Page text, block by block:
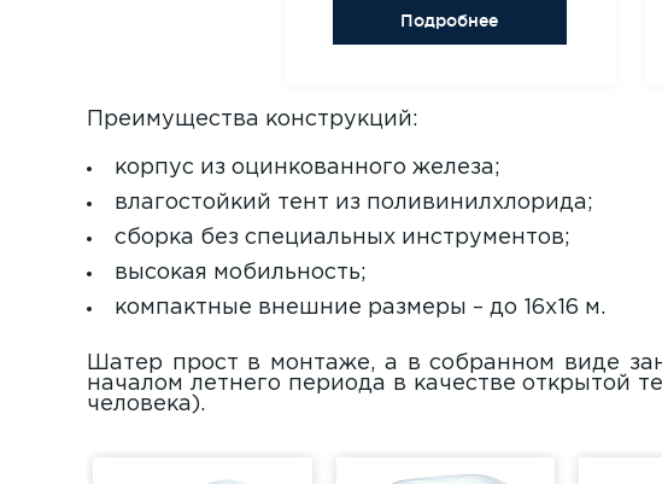
Подробнее
Преимущества конструкций:
корпус из оцинкованного железа;
влагостойкий тент из поливинилхлорида;
сборка без специальных инструментов;
высокая мобильность;
компактные внешние размеры – до 16х16 м.
Шатер прост в монтаже, а в собранном виде
началом летнего периода в качестве открытой
человека).